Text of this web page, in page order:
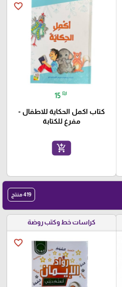
favorite_border
15 ₪
كتاب اكمل الحكاية للاطفال -
مفرغ للكتابة
add_shopping_cart
419 منتج
كراسات خط وكتب روضة
favorite_border